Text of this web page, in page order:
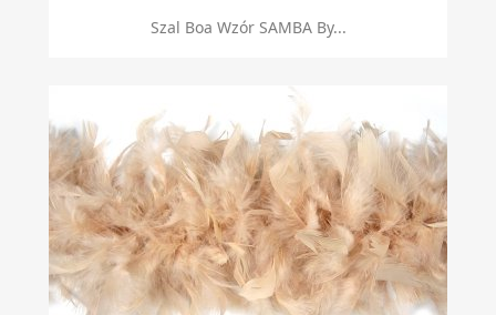
Szal Boa Wzór SAMBA By...